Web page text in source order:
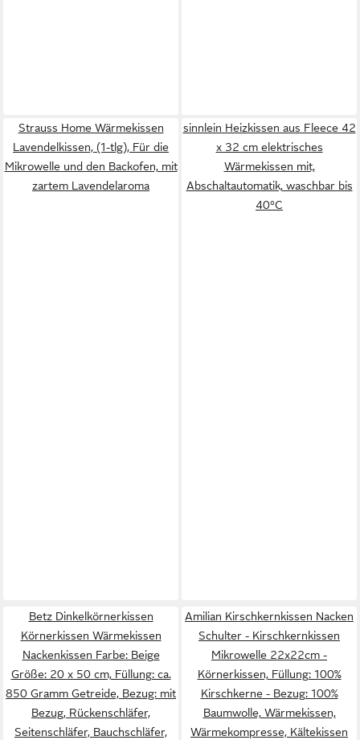
Strauss Home Wärmekissen
Lavendelkissen, (1-tlg), Für die
Mikrowelle und den Backofen, mit
zartem Lavendelaroma
sinnlein Heizkissen aus Fleece 42
x 32 cm elektrisches
Wärmekissen mit,
Abschaltautomatik, waschbar bis
40°C
Betz Dinkelkörnerkissen
Körnerkissen Wärmekissen
Nackenkissen Farbe: Beige
Größe: 20 x 50 cm, Füllung: ca.
850 Gramm Getreide, Bezug: mit
Bezug, Rückenschläfer,
Seitenschläfer, Bauchschläfer,
Amilian Kirschkernkissen Nacken
Schulter - Kirschkernkissen
Mikrowelle 22x22cm -
Körnerkissen, Füllung: 100%
Kirschkerne - Bezug: 100%
Baumwolle, Wärmekissen,
Wärmekompresse, Kältekissen